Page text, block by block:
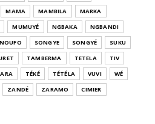
MAMA MAMBILA
MARKA
MUMUYÉ NGBAKA
NGBANDI
SONGYE SONGYÉ
SUKU
TAMBERMA TETELA
TIV
TÉKÉ TÉTÉLA VUVI
WÉ
ZANDÉ ZARAMO
CIMIER